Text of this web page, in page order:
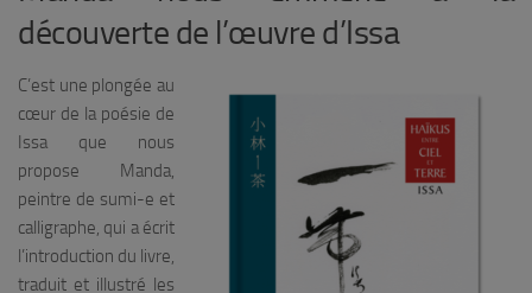
découverte de l’œuvre d’Issa
C’est une plongée au
cœur de la poésie de
Issa que nous
propose Manda,
peintre de sumi-e et
calligraphe, qui a écrit
l’introduction du livre,
traduit et illustré les